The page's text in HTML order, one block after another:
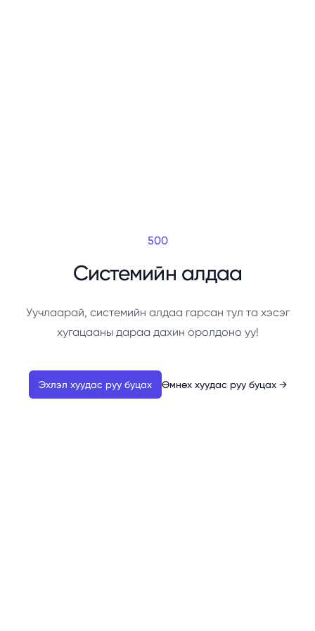
500
Системийн алдаа
Уучлаарай, системийн алдаа гарсан тул та хэсэг
хугацааны дараа дахин оролдоно уу!
Эхлэл хуудас руу буцах Өмнөх хуудас руу буцах →